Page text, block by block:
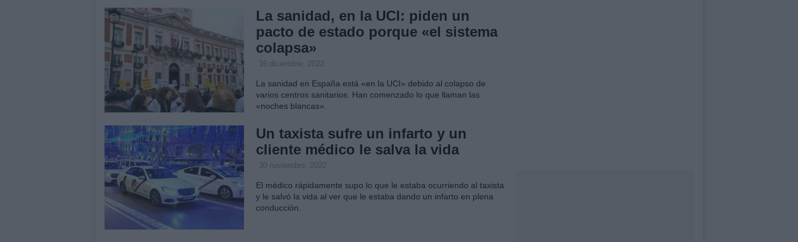
La sanidad, en la UCI: piden un
pacto de estado porque «el sistema
colapsa»
16 diciembre, 2022
La sanidad en España está «en la UCI» debido al colapso de
varios centros sanitarios. Han comenzado lo que llaman las
«noches blancas».
Un taxista sufre un infarto y un
cliente médico le salva la vida
30 noviembre, 2022
El médico rápidamente supo lo que le estaba ocurriendo al taxista
y le salvó la vida al ver que le estaba dando un infarto en plena
conducción.